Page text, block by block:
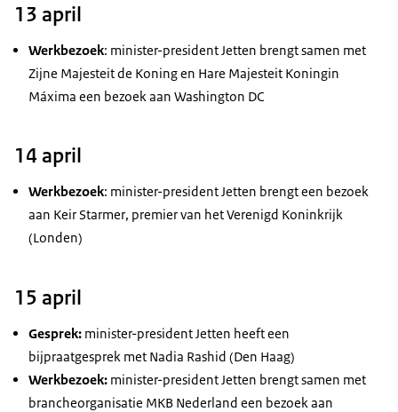
13 april
Werkbezoek: minister-president Jetten brengt samen met
Zijne Majesteit de Koning en Hare Majesteit Koningin
Máxima een bezoek aan Washington DC
14 april
Werkbezoek: minister-president Jetten brengt een bezoek
aan Keir Starmer, premier van het Verenigd Koninkrijk
(Londen)
15 april
Gesprek: minister-president Jetten heeft een
bijpraatgesprek met Nadia Rashid (Den Haag)
Werkbezoek: minister-president Jetten brengt samen met
brancheorganisatie MKB Nederland een bezoek aan